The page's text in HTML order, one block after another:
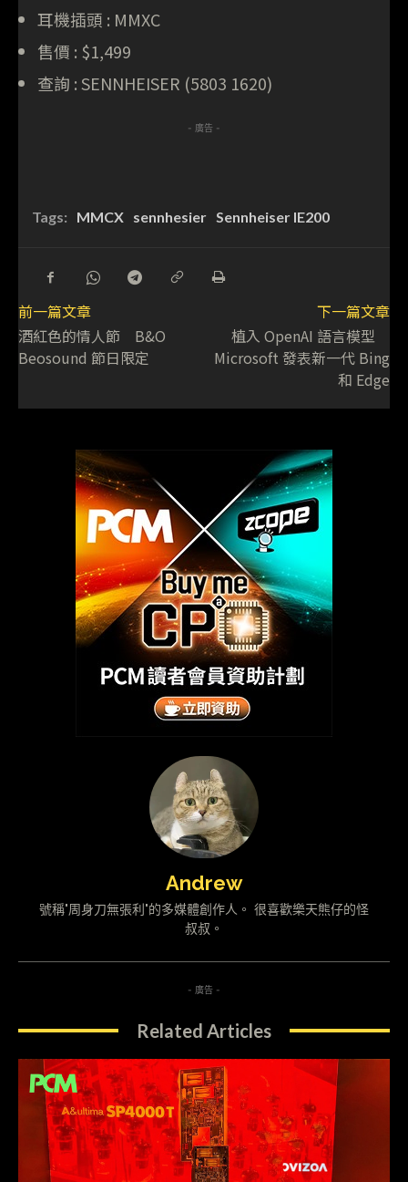
耳機插頭 : MMXC
售價 : $1,499
查詢 : SENNHEISER (5803 1620)
- 廣告 -
Tags: MMCX sennhesier Sennheiser IE200
前一篇文章
酒紅色的情人節 B&O
Beosound 節日限定
下一篇文章
植入 OpenAI 語言模型
Microsoft 發表新一代 Bing
和 Edge
Andrew
號稱"周身刀無張利"的多媒體創作人。 很喜歡樂天熊仔的怪
叔叔。
- 廣告 -
Related Articles